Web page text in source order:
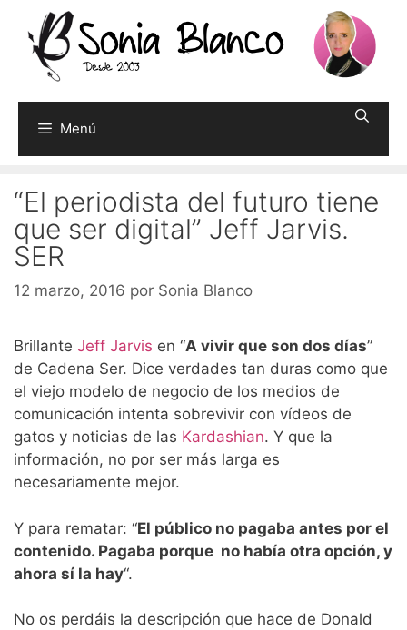
contenido
Menú
“El periodista del futuro tiene
que ser digital” Jeff Jarvis.
SER
12 marzo, 2016 por Sonia Blanco
Brillante Jeff Jarvis en “A vivir que son dos días”
de Cadena Ser. Dice verdades tan duras como que
el viejo modelo de negocio de los medios de
comunicación intenta sobrevivir con vídeos de
gatos y noticias de las Kardashian. Y que la
información, no por ser más larga es
necesariamente mejor.
Y para rematar: “El público no pagaba antes por el
contenido. Pagaba porque no había otra opción, y
ahora sí la hay“.
No os perdáis la descripción que hace de Donald